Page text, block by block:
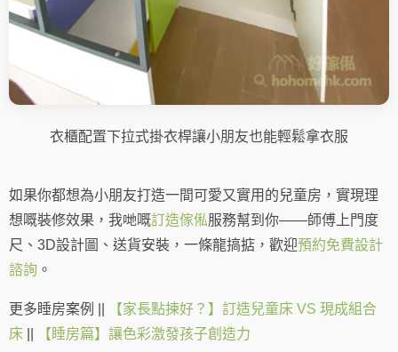
衣櫃配置下拉式掛衣桿讓小朋友也能輕鬆拿衣服
如果你都想為小朋友打造一間可愛又實用的兒童房，實現理
想嘅裝修效果，我哋嘅訂造傢俬服務幫到你——師傅上門度
尺、3D設計圖、送貨安裝，一條龍搞掂，歡迎預約免費設計
諮詢 。
更多睡房案例 ||
【家長點揀好？】訂造兒童床 VS 現成組合
床
【睡房篇】讓色彩激發孩子創造力